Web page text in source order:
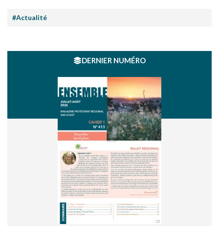
#Actualité
DERNIER NUMÉRO